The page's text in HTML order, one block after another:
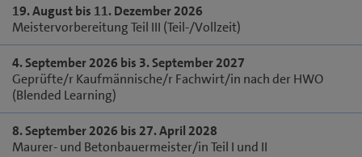
19. August bis 11. Dezember 2026
Meistervorbereitung Teil III (Teil-/Vollzeit)
4. September 2026 bis 3. September 2027
Geprüfte/r Kaufmännische/r Fachwirt/in nach der HWO
(Blended Learning)
8. September 2026 bis 27. April 2028
Maurer- und Betonbauermeister/in Teil I und II